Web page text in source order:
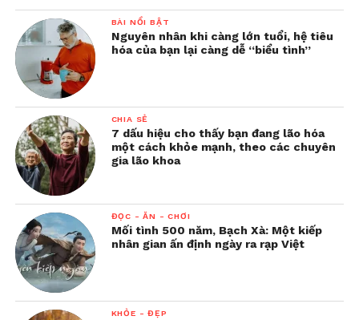
BÀI NỔI BẬT
Nguyên nhân khi càng lớn tuổi, hệ tiêu
hóa của bạn lại càng dễ “biểu tình”
CHIA SẺ
7 dấu hiệu cho thấy bạn đang lão hóa
một cách khỏe mạnh, theo các chuyên
gia lão khoa
ĐỌC - ĂN - CHƠI
Mối tình 500 năm, Bạch Xà: Một kiếp
nhân gian ấn định ngày ra rạp Việt
KHỎE - ĐẸP